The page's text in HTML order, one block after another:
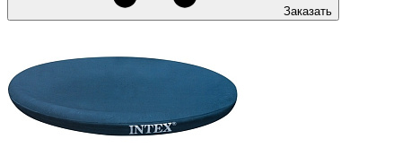
Заказать